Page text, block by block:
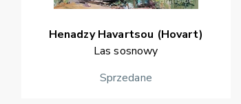
Henadzy Havartsou (Hovart)
Las sosnowy
Sprzedane